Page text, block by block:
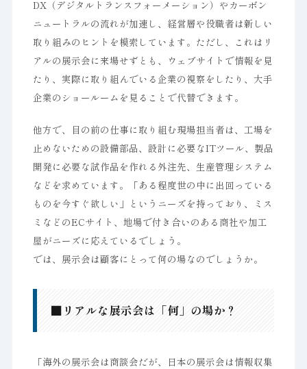
DX（デジタルトランスフォーメーション）やカーボン
ニュートラルの流れが加速し、経営層や役職者は新しい
取り組みのヒントを模索しています。ただし、これはリ
アルの展示会に来場せずとも、ウェブサイトで情報を見
たり、実際に取り組んでいる企業の視察をしたり、大手
企業のショールームを見ることで代替できます。
他方で、目の前の仕事に取り組む現場担当者は、工場を
止めないための設備部品、設計に必要なITツール、製品
開発に必要な試作品を作れる外注先、生産管理システム
などを求めています。「ある程度世の中に出回っている
ものを今すぐ欲しい」というニーズを持っており、ミス
ミなどのECサイト、地場で付き合いのある商社や加工
屋がニーズに応えているでしょう。
では、展示会は顧客にとって何の場なのでしょうか。
■リアルな展示会は「何」の場か？
「海外の展示会は商談会だが、日本の展示会は情報収集